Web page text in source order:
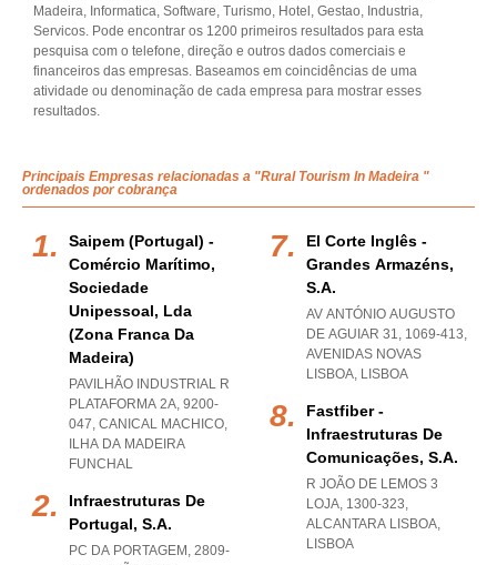
Madeira, Informatica, Software, Turismo, Hotel, Gestao, Industria,
Servicos. Pode encontrar os 1200 primeiros resultados para esta
pesquisa com o telefone, direção e outros dados comerciais e
financeiros das empresas. Baseamos em coincidências de uma
atividade ou denominação de cada empresa para mostrar esses
resultados.
Principais Empresas relacionadas a "Rural Tourism In Madeira "
ordenados por cobrança
Saipem (portugal) -
Comércio Marítimo,
Sociedade
Unipessoal, Lda
(zona Franca Da
Madeira)
PAVILHÃO INDUSTRIAL R
PLATAFORMA 2A, 9200-
047, CANICAL MACHICO,
ILHA DA MADEIRA
FUNCHAL
Infraestruturas De
Portugal, S.a.
PC DA PORTAGEM, 2809-
El Corte Inglês -
Grandes Armazéns,
S.a.
AV ANTÓNIO AUGUSTO
DE AGUIAR 31, 1069-413,
AVENIDAS NOVAS
LISBOA, LISBOA
Fastfiber -
Infraestruturas De
Comunicações, S.a.
R JOÃO DE LEMOS 3
LOJA, 1300-323,
ALCANTARA LISBOA,
LISBOA